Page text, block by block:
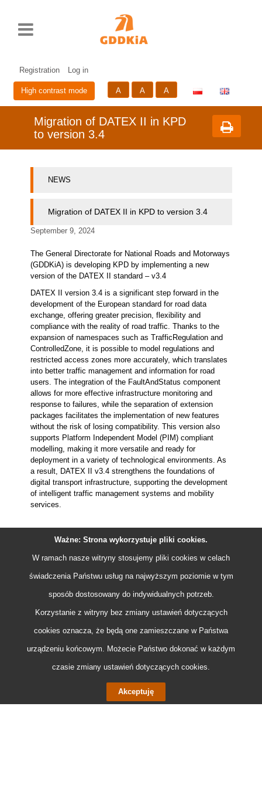
Registration Log in
High contrast mode
rozmiar
czcionki
A
rozmiar
czcionki
A
rozmiar
czcionki
A
Migration of DATEX II in KPD
to version 3.4
NEWS
Migration of DATEX II in KPD to version 3.4
September 9, 2024
The General Directorate for National Roads and Motorways
(GDDKiA) is developing KPD by implementing a new
version of the DATEX II standard – v3.4
DATEX II version 3.4 is a significant step forward in the
development of the European standard for road data
exchange, offering greater precision, flexibility and
compliance with the reality of road traffic. Thanks to the
expansion of namespaces such as TrafficRegulation and
ControlledZone, it is possible to model regulations and
restricted access zones more accurately, which translates
into better traffic management and information for road
users. The integration of the FaultAndStatus component
allows for more effective infrastructure monitoring and
response to failures, while the separation of extension
packages facilitates the implementation of new features
without the risk of losing compatibility. This version also
supports Platform Independent Model (PIM) compliant
modelling, making it more versatile and ready for
deployment in a variety of technological environments. As
a result, DATEX II v3.4 strengthens the foundations of
digital transport infrastructure, supporting the development
of intelligent traffic management systems and mobility
services.
Ważne: Strona wykorzystuje pliki cookies.
W ramach nasze witryny stosujemy pliki cookies w celach
świadczenia Państwu usług na najwyższym poziomie w tym
sposób dostosowany do indywidualnych potrzeb.
Korzystanie z witryny bez zmiany ustawień dotyczących
cookies oznacza, że będą one zamieszczane w Państwa
urządzeniu końcowym. Możecie Państwo dokonać w każdym
czasie zmiany ustawień dotyczących cookies.
Akceptuję